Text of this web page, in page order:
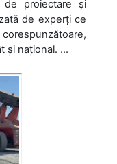
de proiectare și
de experți ce
și național. ...